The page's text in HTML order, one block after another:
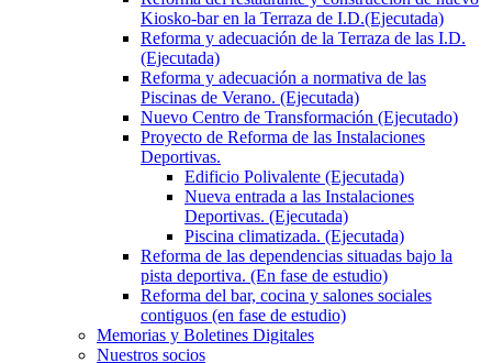
Kiosko-bar en la Terraza de I.D.(Ejecutada)
Reforma y adecuación de la Terraza de las I.D.
(Ejecutada)
Reforma y adecuación a normativa de las
Piscinas de Verano. (Ejecutada)
Nuevo Centro de Transformación (Ejecutado)
Proyecto de Reforma de las Instalaciones
Deportivas.
Edificio Polivalente (Ejecutada)
Nueva entrada a las Instalaciones
Deportivas. (Ejecutada)
Piscina climatizada. (Ejecutada)
Reforma de las dependencias situadas bajo la
pista deportiva. (En fase de estudio)
Reforma del bar, cocina y salones sociales
contiguos (en fase de estudio)
Memorias y Boletines Digitales
Nuestros socios